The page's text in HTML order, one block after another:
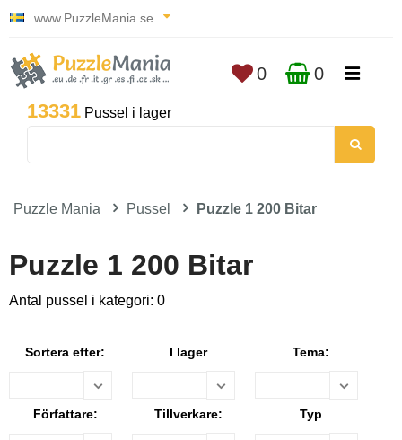
www.PuzzleMania.se
13331 Pussel i lager
0 0
Puzzle Mania Pussel Puzzle 1 200 Bitar
Puzzle 1 200 Bitar
Antal pussel i kategori: 0
Sortera efter: I lager Tema:
Författare: Tillverkare: Typ